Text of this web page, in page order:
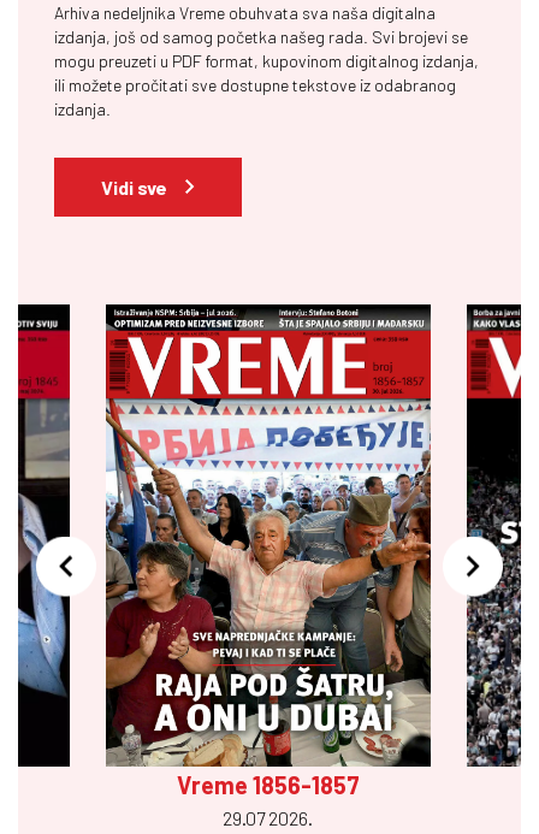
Arhiva nedeljnika Vreme obuhvata sva naša digitalna
izdanja, još od samog početka našeg rada. Svi brojevi se
mogu preuzeti u PDF format, kupovinom digitalnog izdanja,
ili možete pročitati sve dostupne tekstove iz odabranog
izdanja.
Vidi sve
Vreme 1856-1857
29.07 2026.